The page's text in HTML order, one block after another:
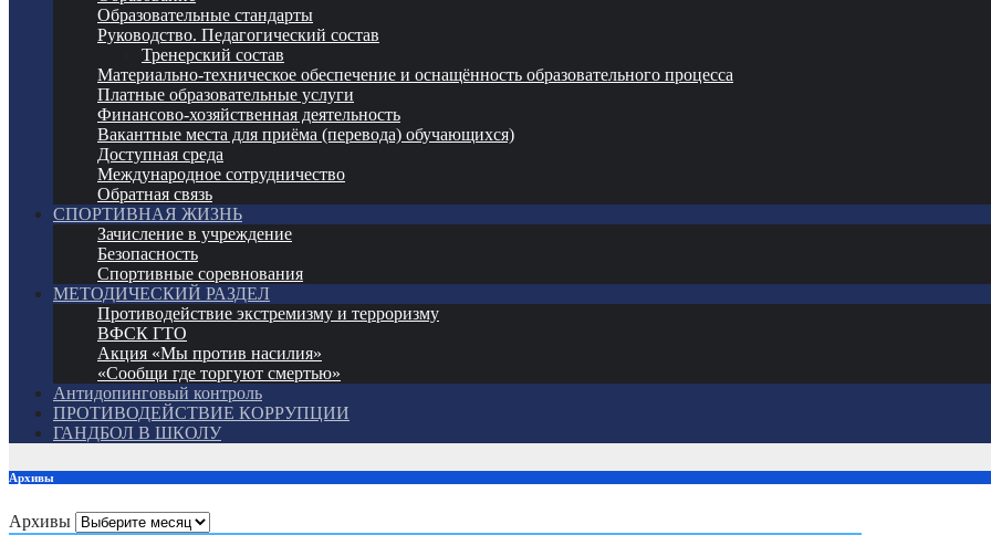
Образовательные стандарты
Руководство. Педагогический состав
Тренерский состав
Материально-техническое обеспечение и оснащённость образовательного процесса
Платные образовательные услуги
Финансово-хозяйственная деятельность
Вакантные места для приёма (перевода) обучающихся)
Доступная среда
Международное сотрудничество
Обратная связь
СПОРТИВНАЯ ЖИЗНЬ
Зачисление в учреждение
Безопасность
Спортивные соревнования
МЕТОДИЧЕСКИЙ РАЗДЕЛ
Противодействие экстремизму и терроризму
ВФСК ГТО
Акция «Мы против насилия»
«Сообщи где торгуют смертью»
Антидопинговый контроль
ПРОТИВОДЕЙСТВИЕ КОРРУПЦИИ
ГАНДБОЛ В ШКОЛУ
Архивы
Архивы